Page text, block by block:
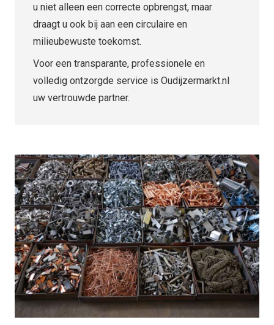
u niet alleen een correcte opbrengst, maar
draagt u ook bij aan een circulaire en
milieubewuste toekomst.
Voor een transparante, professionele en
volledig ontzorgde service is Oudijzermarkt.nl
uw vertrouwde partner.